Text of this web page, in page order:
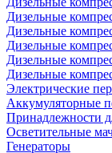
Дизельные
Дизельные
Дизельные
Дизельные
Дизельные
Электрические
Аккумуляторные
Принадлежности
Осветительные
Генераторы